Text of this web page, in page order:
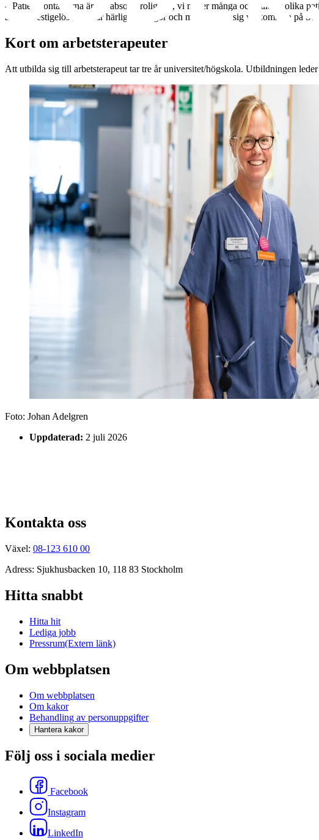
– Patientkontakterna är det absolut roligaste, vi möter många och väldigt olika
är det prestigelöst, jag har härliga kollegor och man känner sig välkommen på
Kort om arbetsterapeuter
Att utbilda sig till arbetsterapeut tar tre år universitet/högskola. Utbildningen
Foto: Johan Adelgren
Uppdaterad: 2 juli 2026
Kontakta oss
Växel: 08-123 610 00
Adress: Sjukhusbacken 10, 118 83 Stockholm
Hitta snabbt
Hitta hit
Lediga jobb
Pressrum(Extern länk)
Om webbplatsen
Om webbplatsen
Om kakor
Behandling av personuppgifter
Hantera kakor
Följ oss i sociala medier
Facebook
Instagram
LinkedIn